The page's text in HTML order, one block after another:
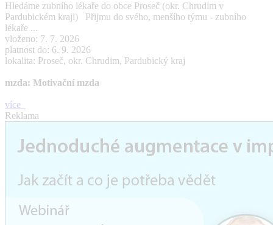
Hledáme zubního lékaře do obce Proseč (okr. Chrudim v
Pardubickém kraji) Přijmu do svého, menšího týmu - zubního
lékaře ...
vloženo: 7. 7. 2026
platnost do: 6. 9. 2026
lokalita: Proseč, okr. Chrudim, Pardubický kraj
mzda: Motivační mzda
více
Reklama